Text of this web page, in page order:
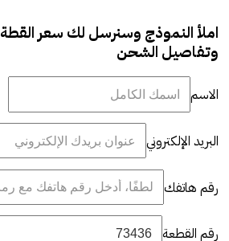
املأ النموذج وسنرسل لك سعر القطة
وتفاصيل الشحن
الاسم
البريد الإلكتروني
رقم هاتفك
رقم القطعة